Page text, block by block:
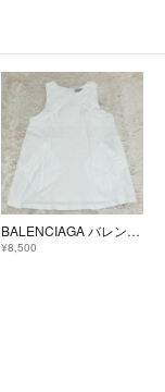
BALENCIAGA バレンシアガ ノースリーブ シャツ トップス y2k
¥8,500